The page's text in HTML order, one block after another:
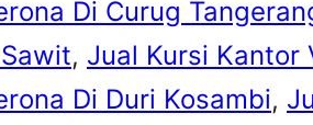
Di Curug
, Jual Kursi Kantor
Di Duri Kosambi,